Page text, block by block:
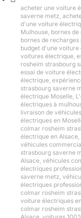
acheter une voiture
saverne metz
d'une voiture
Mulhouse bornes
bornes de
budget d'une voiture
voitures électrique
rosheim strasbourg
essai de voiture
électrique
strasbourg saverne
électrique Moselle
électriques à
livraison de
électriques en
colmar rosheim
électrique en Alsace
véhicules
strasbourg saverne
Alsace véhicules
électriques
saverne metz
électriques
colmar rosheim
voiture électriques
colmar rosheim